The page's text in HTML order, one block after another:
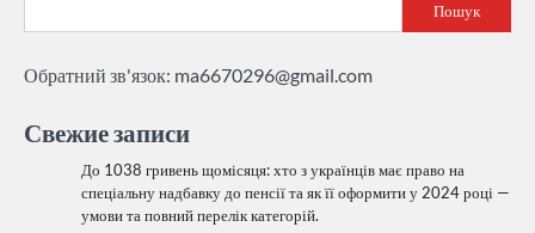
Пошук
Обратний зв'язок: ma6670296@gmail.com
Свежие записи
До 1038 гривень щомісяця: хто з українців має право на
спеціальну надбавку до пенсії та як її оформити у 2024 році —
умови та повний перелік категорій.